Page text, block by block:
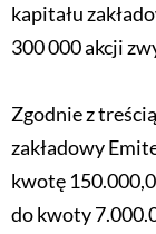
kapitału
300 000 akcji
Zgodnie z
zakładowy
kwotę
do kwoty